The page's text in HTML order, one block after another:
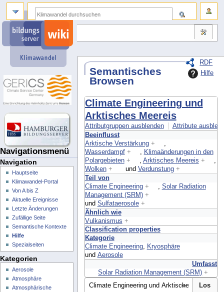
RDF
Hilfe
Semantisches
Browsen
Climate Engineering und
Arktisches Meereis
Attributgruppen ausblenden
Attribute
Beeinflusst
Arktische Verstärkung +
Wasserdampf +
Klimaänderungen in den
Polargebieten + Arktisches Meereis +
Wolken + und Verdunstung +
Teil von
Climate Engineering +
Solar Radiation
Management (SRM) +
und Sulfataerosole +
Ähnlich wie
Vulkanismus +
Classification properties
Kategorie
Climate Engineering,
Kryosphäre
und Aerosole
Umfasst
Solar Radiation Management (SRM) +
Navigationsmenü
Navigation
Hauptseite
Klimawandel-Portal
Von A bis Z
Aktuelle Ereignisse
Letzte Änderungen
Zufällige Seite
Semantische Kontexte
Hilfe
Spezialseiten
Kategorien
Aerosole
Atmosphäre
Atmosphärische